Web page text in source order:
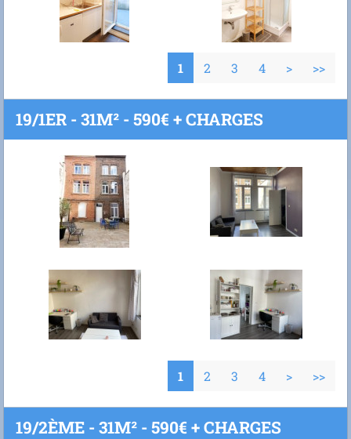
1 2 3 4 > >>
19/1ER - 31M² - 590€ + CHARGES
1 2 3 4 > >>
19/2ÈME - 31M² - 590€ + CHARGES